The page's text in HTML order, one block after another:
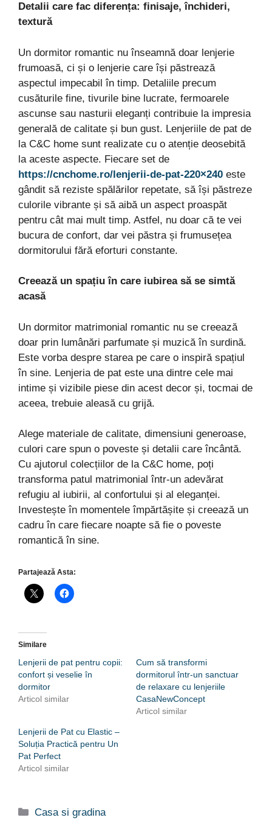
Detalii care fac diferența: finisaje, închideri,
textură
Un dormitor romantic nu înseamnă doar lenjerie
frumoasă, ci și o lenjerie care își păstrează
aspectul impecabil în timp. Detaliile precum
cusăturile fine, tivurile bine lucrate, fermoarele
ascunse sau nasturii eleganți contribuie la impresia
generală de calitate și bun gust. Lenjeriile de pat de
la C&C home sunt realizate cu o atenție deosebită
la aceste aspecte. Fiecare set de
https://cnchome.ro/lenjerii-de-pat-220×240 este
gândit să reziste spălărilor repetate, să își păstreze
culorile vibrante și să aibă un aspect proaspăt
pentru cât mai mult timp. Astfel, nu doar că te vei
bucura de confort, dar vei păstra și frumusețea
dormitorului fără eforturi constante.
Creează un spațiu în care iubirea să se simtă
acasă
Un dormitor matrimonial romantic nu se creează
doar prin lumânări parfumate și muzică în surdină.
Este vorba despre starea pe care o inspiră spațiul
în sine. Lenjeria de pat este una dintre cele mai
intime și vizibile piese din acest decor și, tocmai de
aceea, trebuie aleasă cu grijă.
Alege materiale de calitate, dimensiuni generoase,
culori care spun o poveste și detalii care încântă.
Cu ajutorul colecțiilor de la C&C home, poți
transforma patul matrimonial într-un adevărat
refugiu al iubirii, al confortului și al eleganței.
Investește în momentele împărtășite și creează un
cadru în care fiecare noapte să fie o poveste
romantică în sine.
Partajează Asta:
Similare
Lenjerii de pat pentru copii:
confort și veselie în
dormitor
Articol similar
Cum să transformi
dormitorul într-un sanctuar
de relaxare cu lenjeriile
CasaNewConcept
Articol similar
Lenjerii de Pat cu Elastic –
Soluția Practică pentru Un
Pat Perfect
Articol similar
Categorii
Casa si gradina